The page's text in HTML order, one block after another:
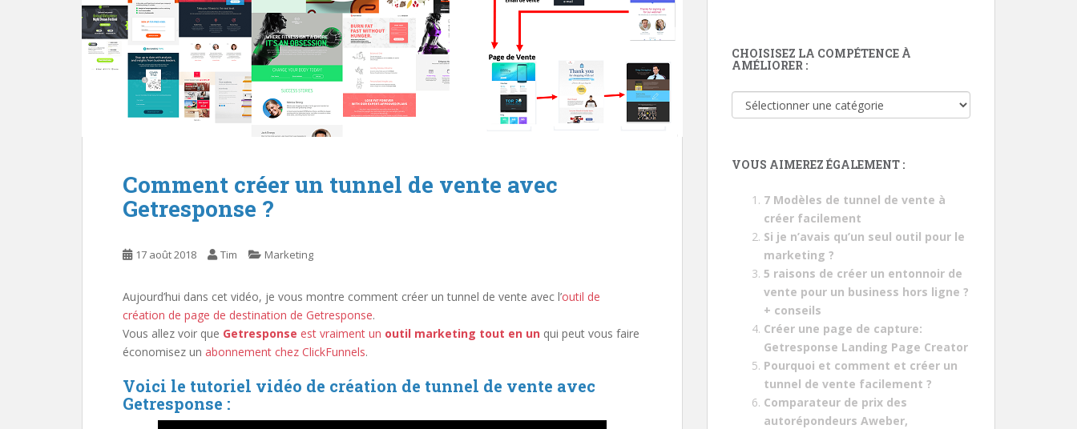
Comment créer un tunnel de vente avec
Getresponse ?
17 août 2018 Tim Marketing
Aujourd’hui dans cet vidéo, je vous montre comment créer un tunnel de vente avec l’outil de
création de page de destination de Getresponse.
Vous allez voir que Getresponse est vraiment un outil marketing tout en un qui peut vous faire
économisez un abonnement chez ClickFunnels.
Voici le tutoriel vidéo de création de tunnel de vente avec
Getresponse :
CHOISISEZ LA COMPÉTENCE À
AMÉLIORER :
Choisisez
la
améliorer
VOUS AIMEREZ ÉGALEMENT :
7 Modèles de tunnel de vente à
créer facilement
Si je n’avais qu’un seul outil pour le
marketing ?
5 raisons de créer un entonnoir de
vente pour un business hors ligne ?
+ conseils
Créer une page de capture:
Getresponse Landing Page Creator
Pourquoi et comment et créer un
tunnel de vente facilement ?
Comparateur de prix des
autorépondeurs Aweber,